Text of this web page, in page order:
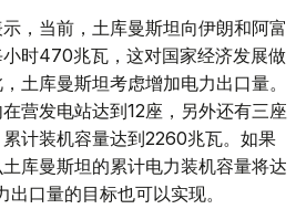
，当前，土库曼斯坦向伊朗和阿富
时470兆瓦，这对国家经济发展做
土库曼斯坦考虑增加电力出口量。
营发电站达到12座，另外还有三座
计装机容量达到2260兆瓦。如果
库曼斯坦的累计电力装机容量将达
口量的目标也可以实现。